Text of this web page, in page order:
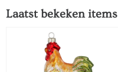
Laatst bekeken items